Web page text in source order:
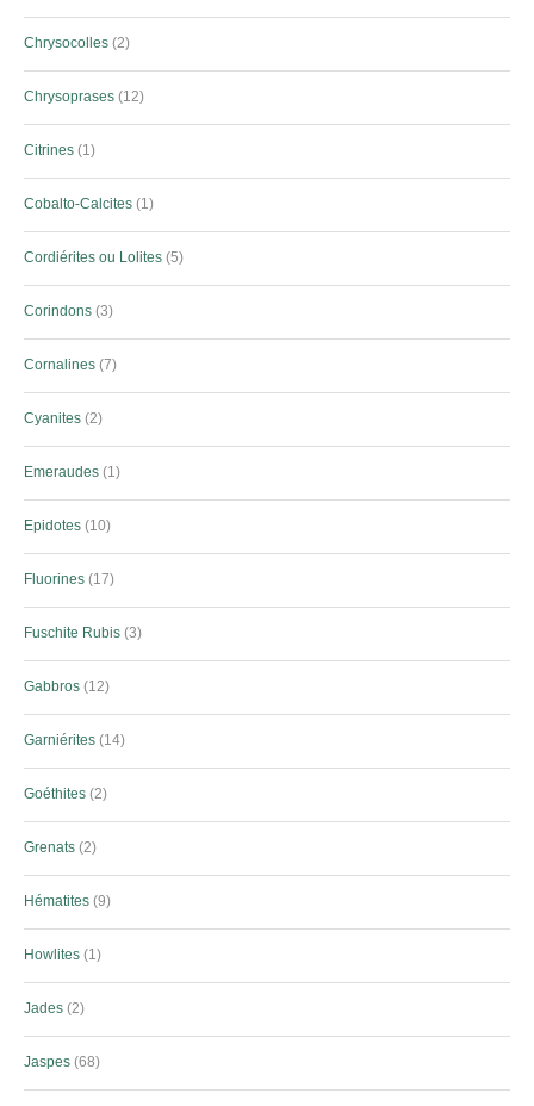
Chrysocolles 2
Chrysoprases 12
Citrines 1
Cobalto-Calcites 1
Cordiérites ou Lolites 5
Corindons 3
Cornalines 7
Cyanites 2
Emeraudes 1
Epidotes 10
Fluorines 17
Fuschite Rubis 3
Gabbros 12
Garniérites 14
Goéthites 2
Grenats 2
Hématites 9
Howlites 1
Jades 2
Jaspes 68